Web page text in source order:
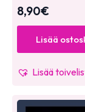
8,90€
Lisää
Lisää